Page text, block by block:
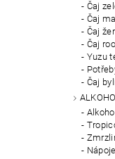
Čaj
Čaj
Čaj
Čaj
Yuzu
Čaj
Alkohol
Nápoje